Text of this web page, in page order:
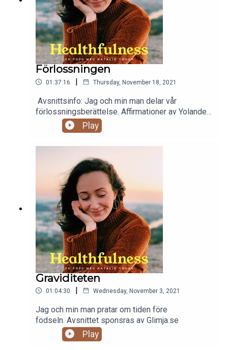
Förlossningen
01:37:16 | Thursday, November 18, 2021
Avsnittsinfo: Jag och min man delar vår
förlossningsberättelse. Affirmationer av Yolande
Norris-Clark via free birth society Avsnittet
sponsras av Glimja.se
Play
Graviditeten
01:04:30 | Wednesday, November 3, 2021
Jag och min man pratar om tiden före
födseln. Avsnittet sponsras av Glimja.se
Play